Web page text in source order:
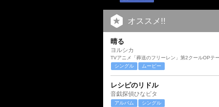
オススメ!!
晴る
ヨルシカ
TVアニメ「葬送のフリーレン」第2クールOPテ
シングル
ムービー
レシピのリドル
音戯探偵ひなビタ
アルバム シングル